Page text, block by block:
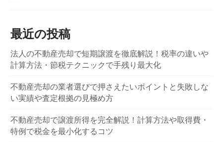
最近の投稿
法人の不動産売却で短期譲渡を徹底解説！税率の違いや
計算方法・節税テクニックで手残り最大化
不動産売却の業者選びで押さえたいポイントと失敗しな
い実績や査定根拠の見極め方
不動産売却で譲渡所得を完全解説！計算方法や取得費・
特例で税金を最小化するコツ